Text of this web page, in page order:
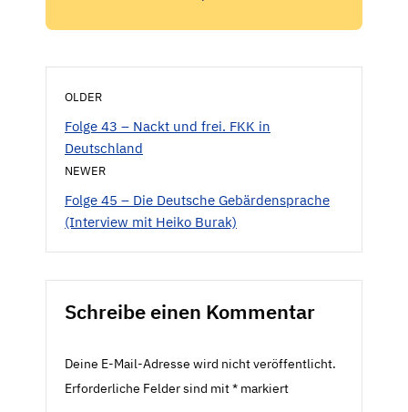
OLDER
Folge 43 – Nackt und frei. FKK in
Deutschland
NEWER
Folge 45 – Die Deutsche Gebärdensprache
(Interview mit Heiko Burak)
Schreibe einen Kommentar
Deine E-Mail-Adresse wird nicht veröffentlicht.
Erforderliche Felder sind mit* markiert